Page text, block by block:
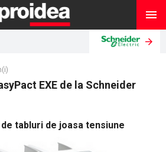
EXE de la Schneider
tabluri de joasa tensiune